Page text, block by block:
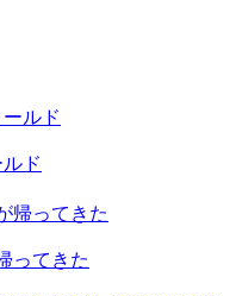
ド
ってきた